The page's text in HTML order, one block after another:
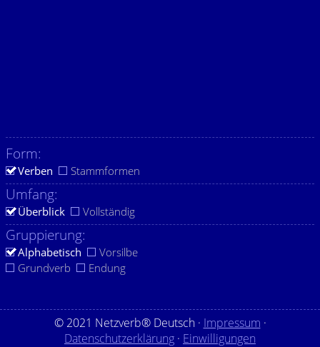
Form:
Verben Stammformen
Umfang:
Überblick Vollständig
Gruppierung:
Alphabetisch
Vorsilbe
Grundverb
Endung
© 2021 Netzverb® Deutsch · Impressum ·
Datenschutzerklärung · Einwilligungen